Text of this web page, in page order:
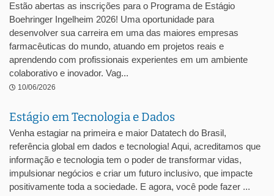
Estão abertas as inscrições para o Programa de Estágio
Boehringer Ingelheim 2026! Uma oportunidade para
desenvolver sua carreira em uma das maiores empresas
farmacêuticas do mundo, atuando em projetos reais e
aprendendo com profissionais experientes em um ambiente
colaborativo e inovador. Vag...
10/06/2026
Estágio em Tecnologia e Dados
Venha estagiar na primeira e maior Datatech do Brasil,
referência global em dados e tecnologia! Aqui, acreditamos que
informação e tecnologia tem o poder de transformar vidas,
impulsionar negócios e criar um futuro inclusivo, que impacte
positivamente toda a sociedade. E agora, você pode fazer ...